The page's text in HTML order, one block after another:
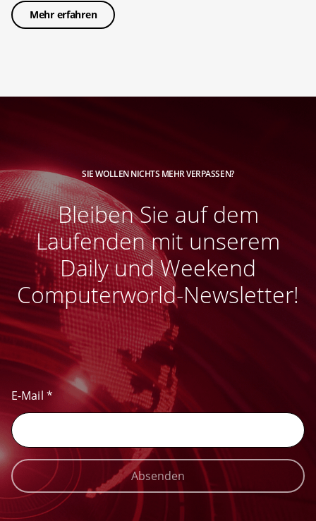
Mehr erfahren
SIE WOLLEN NICHTS MEHR VERPASSEN?
Bleiben Sie auf dem
Laufenden mit unserem
Daily und Weekend
Computerworld-Newsletter!
E-Mail *
Absenden